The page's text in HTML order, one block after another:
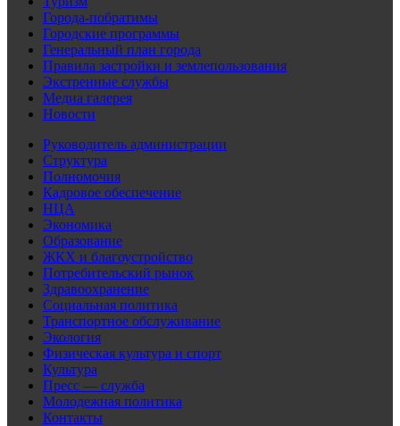
Города-побратимы
Городские программы
Генеральный план города
Правила застройки и землепользования
Экстренные службы
Медиа галерея
Новости
Руководитель администрации
Структура
Полномочия
Кадровое обеспечение
НЦА
Экономика
Образование
ЖКХ и благоустройство
Потребительский рынок
Здравоохранение
Социальная политика
Транспортное обслуживание
Экология
Физическая культура и спорт
Культура
Пресс — служба
Молодежная политика
Контакты